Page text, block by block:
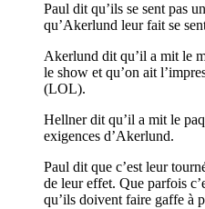
Paul dit qu’ils se sent pas
qu’Akerlund leur fait se
Akerlund dit qu’il a mit le
le show et qu’on ait
(LOL).
Hellner dit qu’il a mit le
exigences d’Akerlund.
Paul dit que c’est leur
de leur effet. Que parfois
qu’ils doivent faire gaffe à